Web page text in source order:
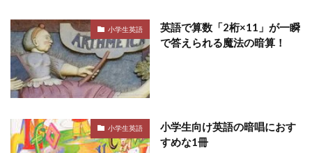
小学生英語
英語で算数「2桁×11」が一瞬
で答えられる魔法の暗算！
小学生英語
小学生向け英語の暗唱におす
すめな1冊